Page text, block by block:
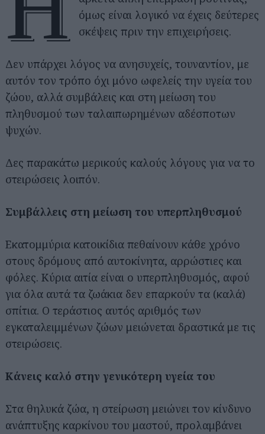
όμως είναι λογικό να έχεις δεύτερες
σκέψεις πριν την επιχειρήσεις.
Δεν υπάρχει λόγος να ανησυχείς, τουναντίον, με
αυτόν τον τρόπο όχι μόνο ωφελείς την υγεία του
ζώου, αλλά συμβάλεις και στη μείωση του
πληθυσμού των ταλαιπωρημένων αδέσποτων
ψυχών.
Δες παρακάτω μερικούς καλούς λόγους για να το
στειρώσεις λοιπόν.
Συμβάλλεις στη μείωση του υπερπληθυσμού
Eκατομμύρια κατοικίδια πεθαίνουν κάθε χρόνο
στους δρόμους από αυτοκίνητα, αρρώστιες και
φόλες. Κύρια αιτία είναι ο υπερπληθυσμός, αφού
για όλα αυτά τα ζωάκια δεν επαρκούν τα (καλά)
σπίτια. Ο τεράστιος αυτός αριθμός των
εγκαταλειμμένων ζώων μειώνεται δραστικά με τις
στειρώσεις.
Κάνεις καλό στην γενικότερη υγεία του
Στα θηλυκά ζώα, η στείρωση μειώνει τον κίνδυνο
ανάπτυξης καρκίνου του μαστού, προλαμβάνει